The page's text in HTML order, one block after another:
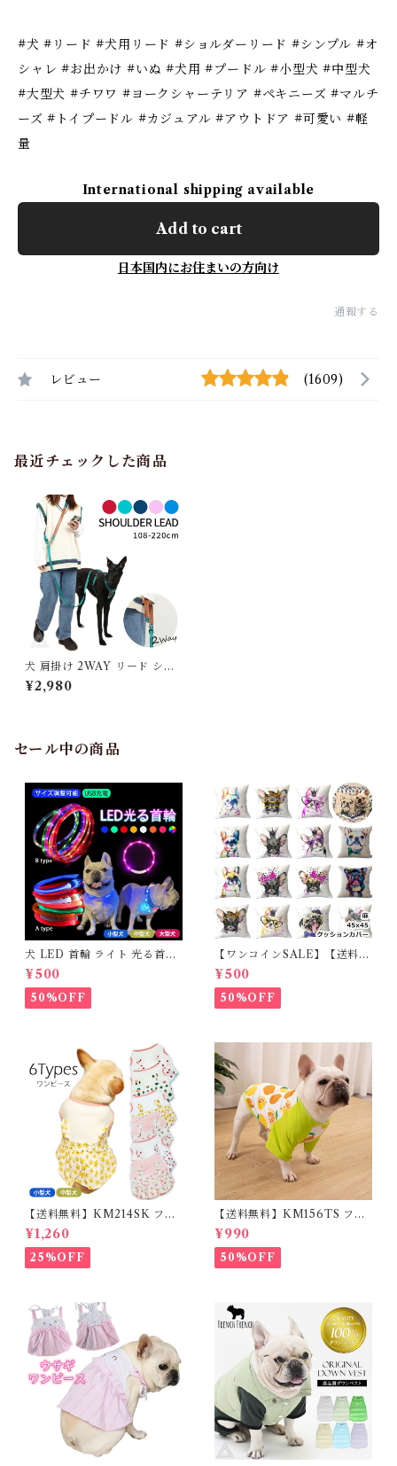
#犬 #リード #犬用リード #ショルダーリード #シンプル #オ
シャレ #お出かけ #いぬ #犬用 #プードル #小型犬 #中型犬
#大型犬 #チワワ #ヨークシャーテリア #ペキニーズ #マルチ
ーズ #トイプードル #カジュアル #アウトドア #可愛い #軽
量
International shipping available
Add to cart
日本国内にお住まいの方向け
通報する
レビュー (1609)
最近チェックした商品
犬 肩掛け 2WAY リード ショ
ルダーリード 斜め掛け 肩かけ
リード PVCレザー ペット 2頭
【HiDREAM】【HD02400
¥2,980
セール中の商品
犬 LED 首輪 ライト 光る首輪
USB充電 生活防水 長さ調整可
能 首輪 犬用 ペット カラー ペ
ット用品 軽量 ドッグ用品 フレ
ンチブルドック 大型犬 中型犬
¥500
50%OFF
【ワンコインSALE】【送料無
料】KM503G クッションカバ
ー フレンチブルドッグ クリー
ム フレブル
¥500
50%OFF
【送料無料】KM214SK フレ
ブル 女の子 スカート ワンピー
ス夏 フリル 犬服 ドックウェア
¥1,260
25%OFF
【送料無料】KM156TS フレ
ブル Tシャツ フレンチブルド
ック レモン柄 犬服 ドックウェ
ア
¥990
50%OFF